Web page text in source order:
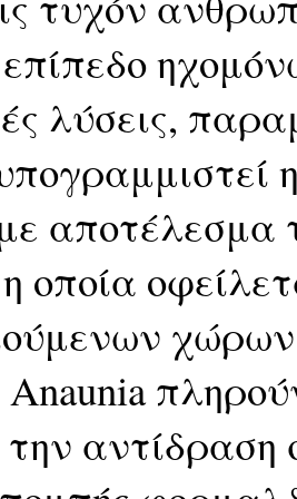
λύσεις,
αποτέλεσμα
οποία
την